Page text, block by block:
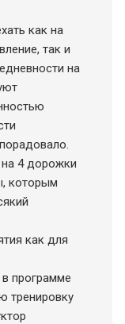
как на
так и
на
4 дорожки
которым
как для
программе
тренировку